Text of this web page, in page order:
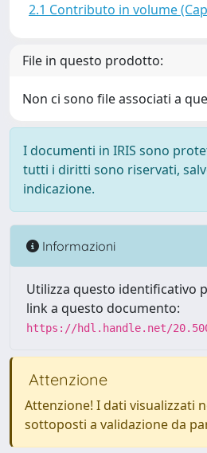
2.1 Contributo in volume
File in questo prodotto:
Non ci sono file associati a
I documenti in IRIS sono
tutti i diritti sono riservati,
indicazione.
Informazioni
Utilizza questo identificativo
link a questo documento:
https://hdl.handle.net/
Attenzione
Attenzione! I dati visualizzati
sottoposti a validazione da